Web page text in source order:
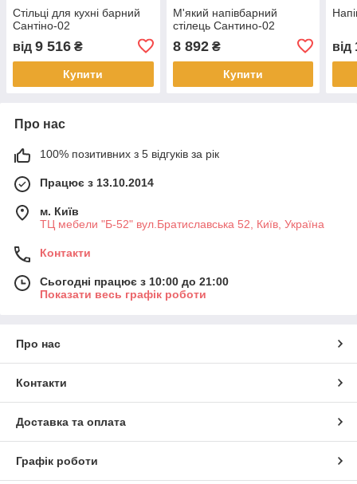
Стільці для кухні барний
Сантіно-02
від 9 516 ₴
Купити
М'який напівбарний
стілець Сантино-02
8 892₴
Купити
від
Про нас
100% позитивних з 5 відгуків за рік
Працює з 13.10.2014
м. Київ
ТЦ мебели "Б-52" вул.Братиславська 52, Київ, Україна
Контакти
Сьогодні працює з 10:00 до 21:00
Показати весь графік роботи
Про нас
Контакти
Доставка та оплата
Графік роботи